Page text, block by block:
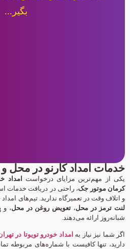
بگیر...
خدمات امداد کارنو در محل و
یکی از مهم‌ترین مزایای درخواست امداد
کرمان موتور جک، راحتی در دریافت خدمات
و اتلاف وقت در تعمیرگاه ندارید. تیم‌های
لنت ترمز در محل، تعویض روغن در محل، و
شبانه‌روز ارائه می‌دهند.
اگر شما نیز نیاز به امداد خودرو تویوتا در
دارید، تنها کافیست با شماره‌های مربوطه